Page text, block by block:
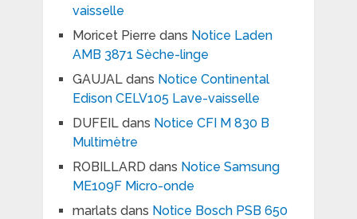
vaisselle
Moricet Pierre dans Notice Laden
AMB 3871 Sèche-linge
GAUJALdans Notice Continental
Edison CELV105 Lave-vaisselle
DUFEILdans Notice CFI M 830 B
Multimètre
ROBILLARD dans Notice Samsung
ME109F Micro-onde
marlats dans Notice Bosch PSB 650